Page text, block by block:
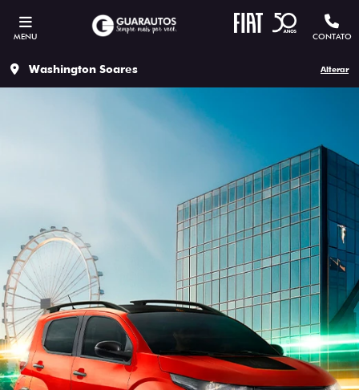
MENU CONTATO
Washington Soares Alterar
ESTOU INTERESSADO
Versão escolhida